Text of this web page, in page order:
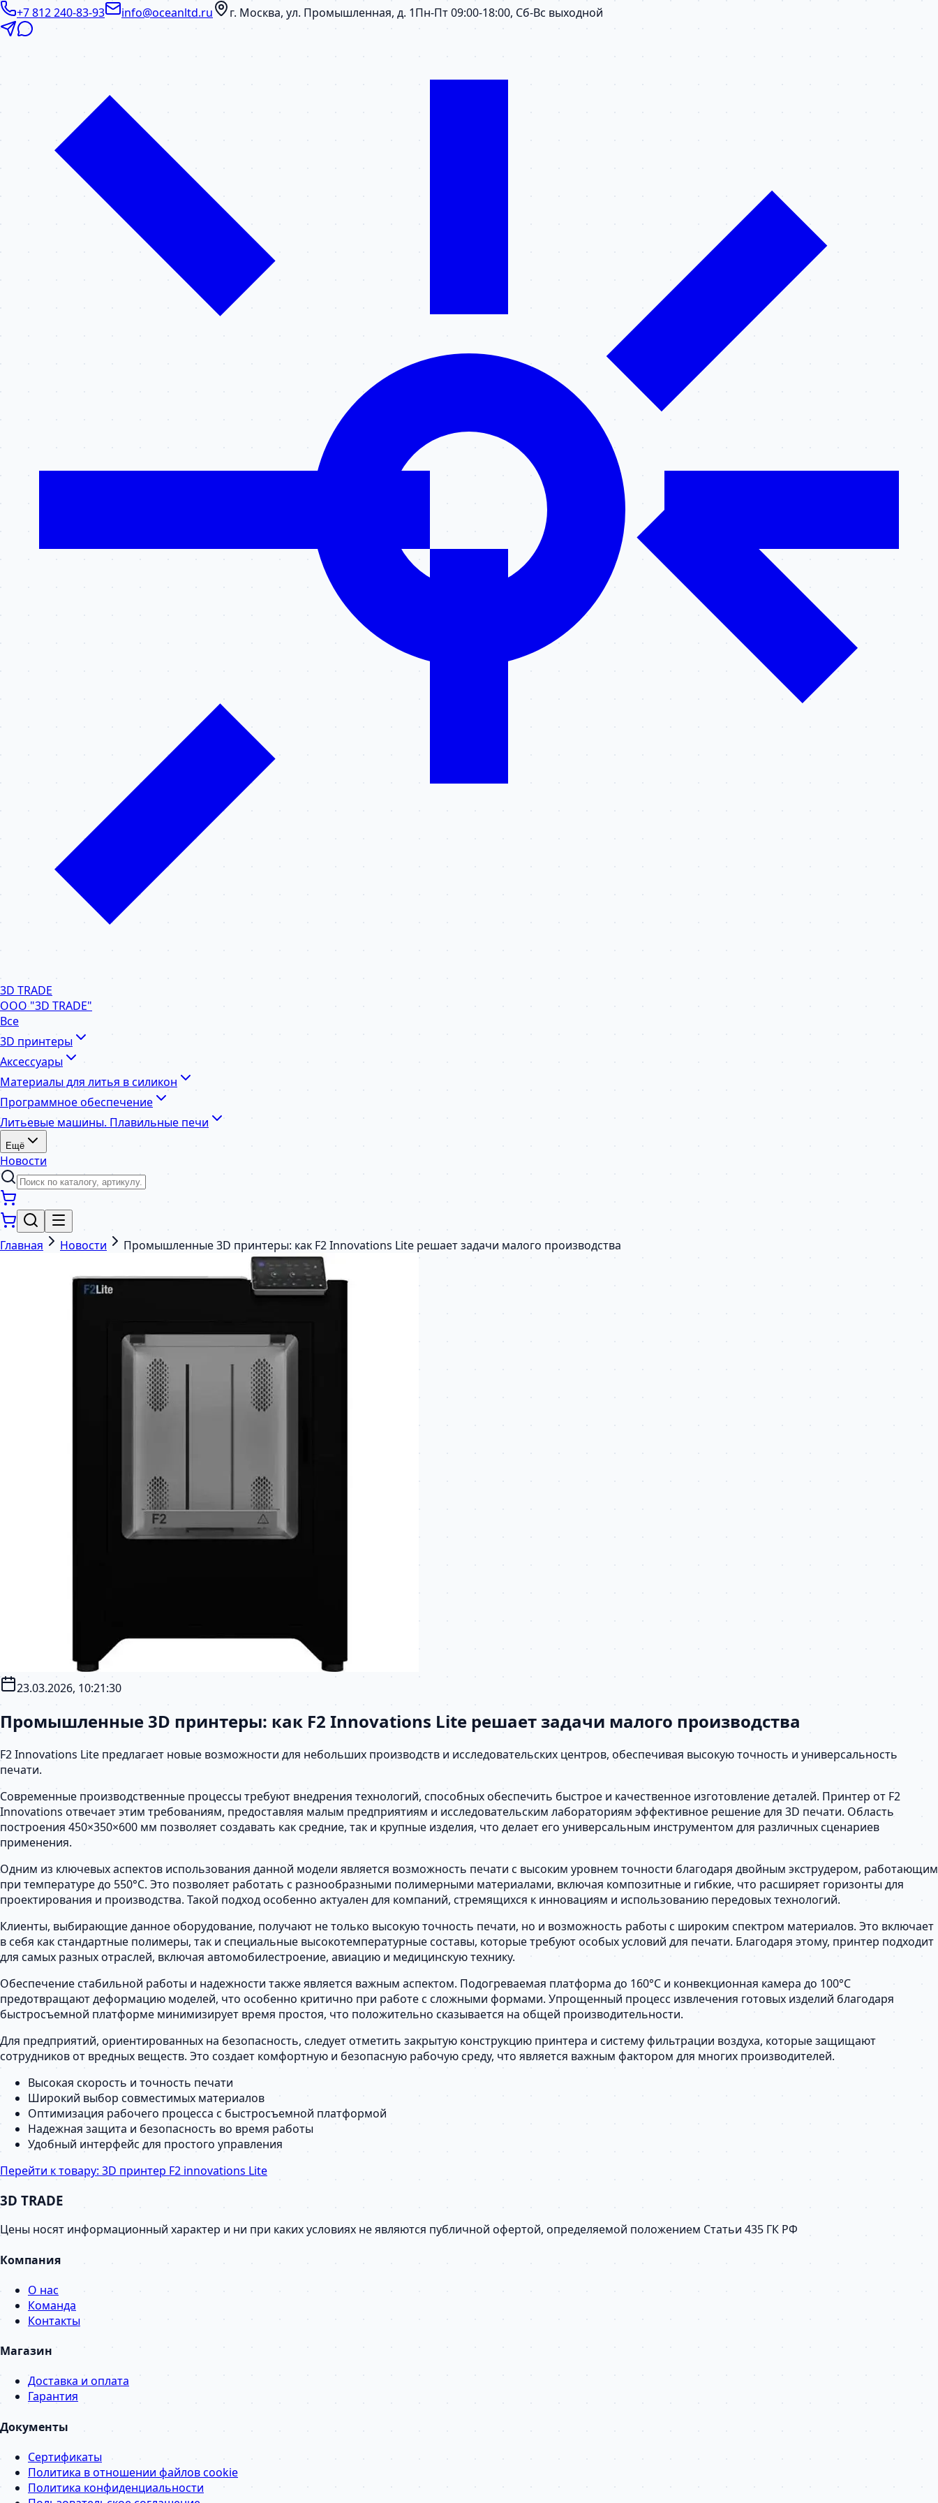
+7 812 240-83-93 info@oceanltd.ru г. Москва, ул. Промышленная, д. 1Пн-Пт 09:00-18:00, Сб-Вс выходной
3D TRADE
ООО "3D TRADE"
Все
3D принтеры
Аксессуары
Материалы для литья в силикон
Программное обеспечение
Литьевые машины. Плавильные печи
Ещё
Новости
Главная Новости Промышленные 3D принтеры: как F2 Innovations Lite решает задачи малого производства
23.03.2026, 10:21:30
Промышленные 3D принтеры: как F2 Innovations Lite решает задачи малого производства
F2 Innovations Lite предлагает новые возможности для небольших производств и исследовательских центров, обеспечивая высокую точность и универсальность
печати.
Современные производственные процессы требуют внедрения технологий, способных обеспечить быстрое и качественное изготовление деталей. Принтер от F2
Innovations отвечает этим требованиям, предоставляя малым предприятиям и исследовательским лабораториям эффективное решение для 3D печати. Область
построения 450×350×600 мм позволяет создавать как средние, так и крупные изделия, что делает его универсальным инструментом для различных сценариев
применения.
Одним из ключевых аспектов использования данной модели является возможность печати с высоким уровнем точности благодаря двойным экструдером, работающим
при температуре до 550°C. Это позволяет работать с разнообразными полимерными материалами, включая композитные и гибкие, что расширяет горизонты для
проектирования и производства. Такой подход особенно актуален для компаний, стремящихся к инновациям и использованию передовых технологий.
Клиенты, выбирающие данное оборудование, получают не только высокую точность печати, но и возможность работы с широким спектром материалов. Это включает
в себя как стандартные полимеры, так и специальные высокотемпературные составы, которые требуют особых условий для печати. Благодаря этому, принтер подходит
для самых разных отраслей, включая автомобилестроение, авиацию и медицинскую технику.
Обеспечение стабильной работы и надежности также является важным аспектом. Подогреваемая платформа до 160°C и конвекционная камера до 100°C
предотвращают деформацию моделей, что особенно критично при работе с сложными формами. Упрощенный процесс извлечения готовых изделий благодаря
быстросъемной платформе минимизирует время простоя, что положительно сказывается на общей производительности.
Для предприятий, ориентированных на безопасность, следует отметить закрытую конструкцию принтера и систему фильтрации воздуха, которые защищают
сотрудников от вредных веществ. Это создает комфортную и безопасную рабочую среду, что является важным фактором для многих производителей.
Высокая скорость и точность печати
Широкий выбор совместимых материалов
Оптимизация рабочего процесса с быстросъемной платформой
Надежная защита и безопасность во время работы
Удобный интерфейс для простого управления
Перейти к товару: 3D принтер F2 innovations Lite
3D TRADE
Цены носят информационный характер и ни при каких условиях не являются публичной офертой, определяемой положением Статьи 435 ГК РФ
Компания
О нас
Команда
Контакты
Магазин
Доставка и оплата
Гарантия
Документы
Сертификаты
Политика в отношении файлов cookie
Политика конфиденциальности